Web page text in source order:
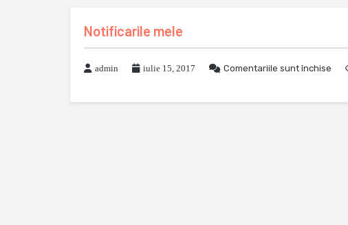
Notificarile mele
admin iulie 15, 2017 Comentariile sunt închise